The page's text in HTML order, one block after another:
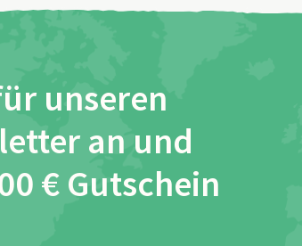
unseren
an und
€ Gutschein